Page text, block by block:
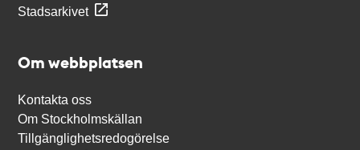
Stadsarkivet
Om webbplatsen
Kontakta oss
Om Stockholmskällan
Tillgänglighetsredogörelse